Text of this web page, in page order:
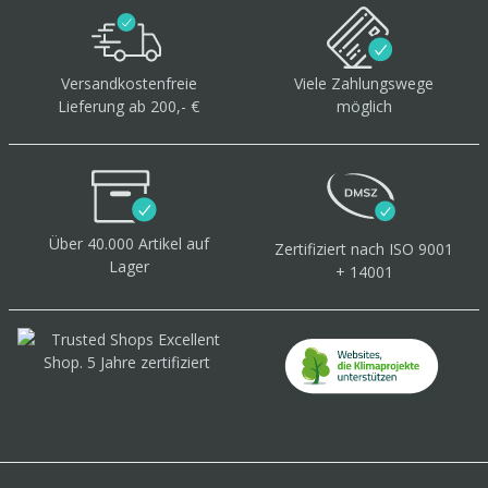
Versandkostenfreie
Lieferung ab 200,- €
Viele Zahlungswege
möglich
Über 40.000 Artikel auf
Lager
Zertifiziert nach ISO 9001
+ 14001